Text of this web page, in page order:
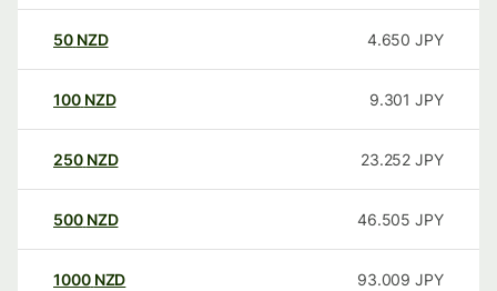
50 NZD 4.650 JPY
100 NZD 9.301 JPY
250 NZD 23.252 JPY
500 NZD 46.505 JPY
1000 NZD 93.009 JPY